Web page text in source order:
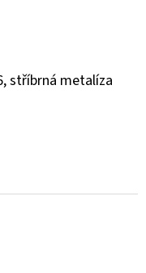
stříbrná metalíza